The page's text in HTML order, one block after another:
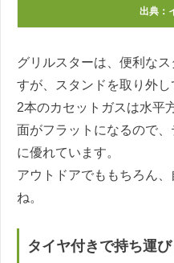
出典：
グリルスターは、便利な
すが、スタンドを取り外し
2本のカセットガスは水平
面がフラットになるので
に優れています。
アウトドアでももちろん
ね。
タイヤ付きで持ち運び